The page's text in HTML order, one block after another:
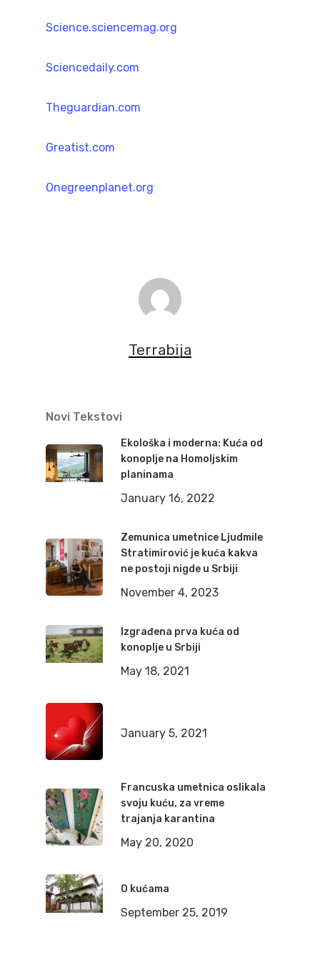
Science.sciencemag.org
Sciencedaily.com
Theguardian.com
Greatist.com
Onegreenplanet.org
Terrabija
Novi Tekstovi
Ekološka i moderna: Kuća od
konoplje na Homoljskim
planinama
January 16, 2022
Zemunica umetnice Ljudmile
Stratimirović je kuća kakva
ne postoji nigde u Srbiji
November 4, 2023
Izgrađena prva kuća od
konoplje u Srbiji
May 18, 2021
January 5, 2021
Francuska umetnica oslikala
svoju kuću, za vreme
trajanja karantina
May 20, 2020
O kućama
September 25, 2019